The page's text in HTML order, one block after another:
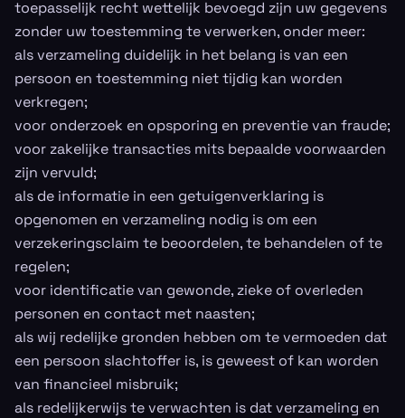
toepasselijk recht wettelijk bevoegd zijn uw gegevens
zonder uw toestemming te verwerken, onder meer:
als verzameling duidelijk in het belang is van een
persoon en toestemming niet tijdig kan worden
verkregen;
voor onderzoek en opsporing en preventie van fraude;
voor zakelijke transacties mits bepaalde voorwaarden
zijn vervuld;
als de informatie in een getuigenverklaring is
opgenomen en verzameling nodig is om een
verzekeringsclaim te beoordelen, te behandelen of te
regelen;
voor identificatie van gewonde, zieke of overleden
personen en contact met naasten;
als wij redelijke gronden hebben om te vermoeden dat
een persoon slachtoffer is, is geweest of kan worden
van financieel misbruik;
als redelijkerwijs te verwachten is dat verzameling en